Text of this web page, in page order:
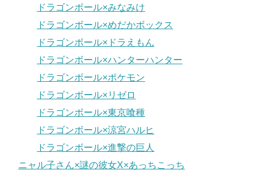
ドラゴンボール×みなみけ
ドラゴンボール×めだかボックス
ドラゴンボール×ドラえもん
ドラゴンボール×ハンターハンター
ドラゴンボール×ポケモン
ドラゴンボール×リゼロ
ドラゴンボール×東京喰種
ドラゴンボール×涼宮ハルヒ
ドラゴンボール×進撃の巨人
ニャル子さん×謎の彼女X×あっちこっち